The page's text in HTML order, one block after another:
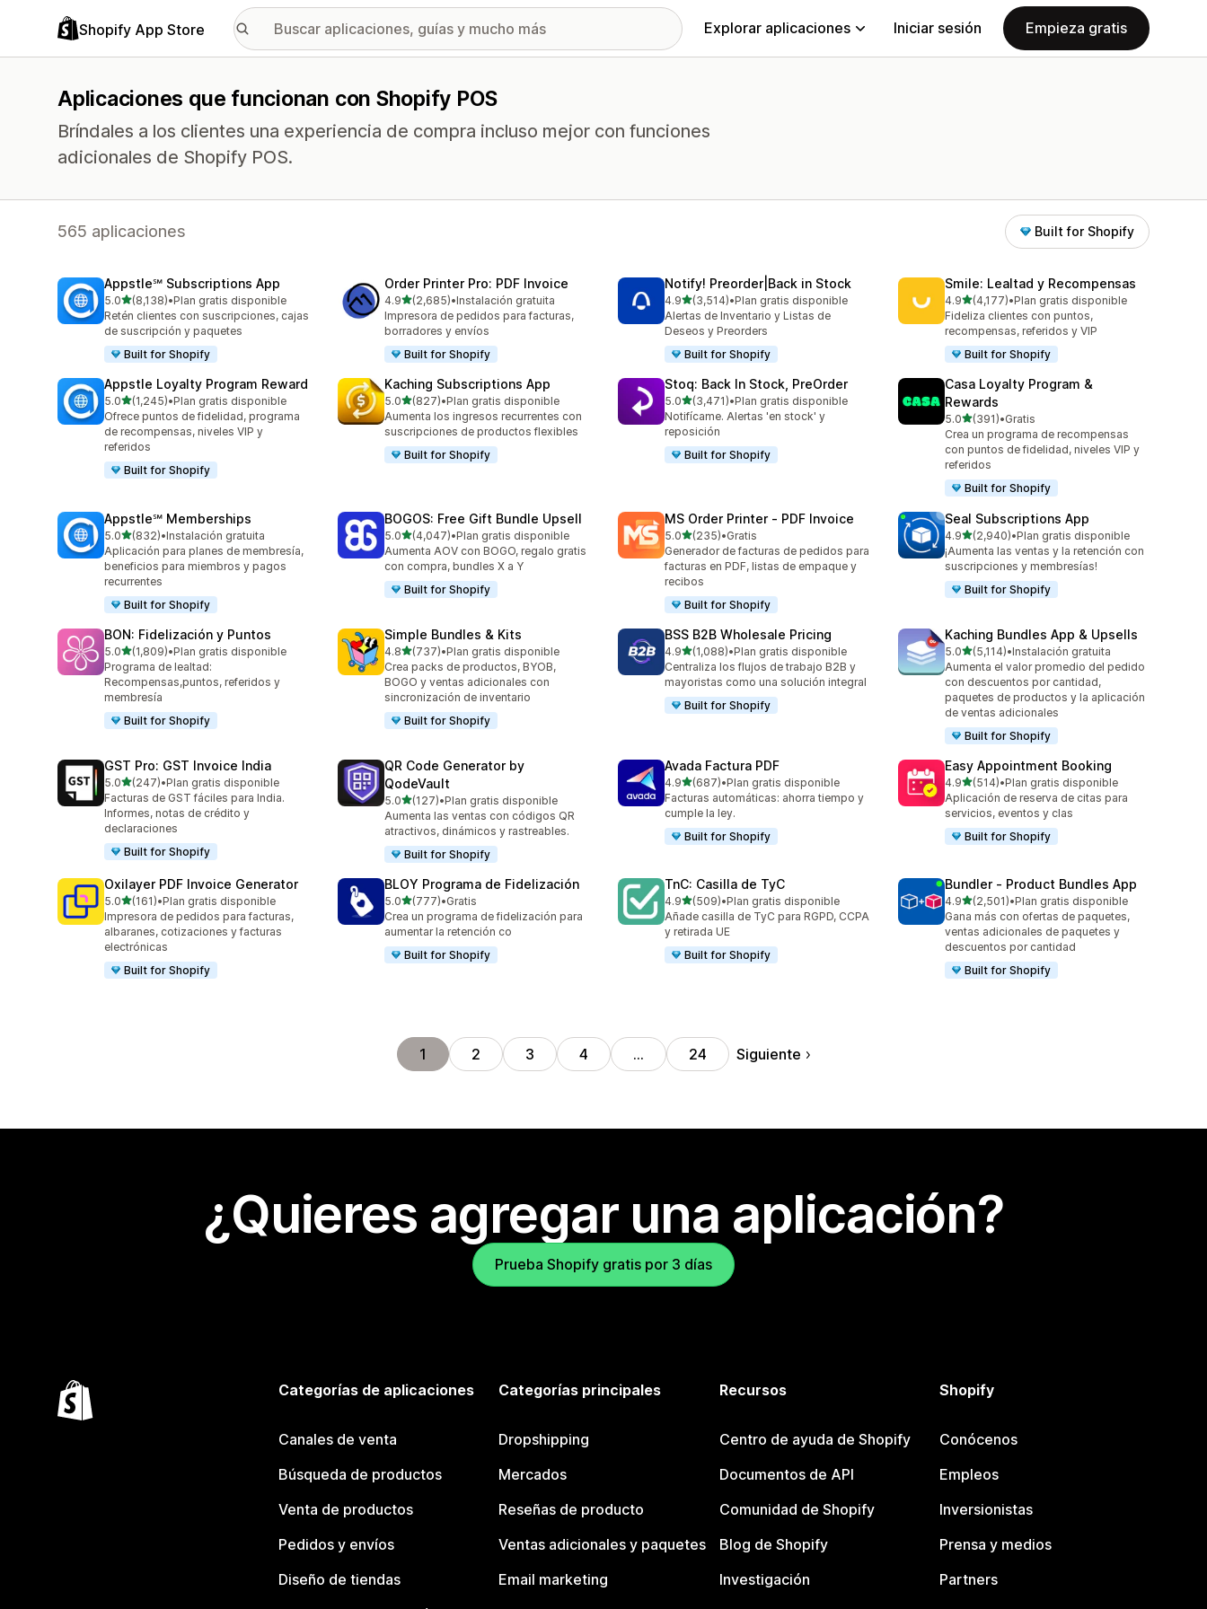
Shopify App Store Explorar aplicaciones Iniciar sesión Empieza gratis
Aplicaciones que funcionan con Shopify POS
Bríndales a los clientes una experiencia de compra incluso mejor con funciones
adicionales de Shopify POS.
565 aplicaciones Built for Shopify
Appstle℠ Subscriptions App
5.0de 5 estrellas
(8,138)
8138 reseñas en total
•Plan gratis disponible
Retén clientes con suscripciones, cajas
de suscripción y paquetes
Built for Shopify
Order Printer Pro: PDF Invoice
4.9de 5 estrellas
(2,685)
2685 reseñas en total
•Instalación gratuita
Impresora de pedidos para facturas,
borradores y envíos
Built for Shopify
Notify! Preorder|Back in Stock
4.9de 5 estrellas
(3,514)
3514 reseñas en total
•Plan gratis disponible
Alertas de Inventario y Listas de
Deseos y Preorders
Built for Shopify
Smile: Lealtad y Recompensas
4.9de 5 estrellas
(4,177)
4177 reseñas en total
•Plan gratis disponible
Fideliza clientes con puntos,
recompensas, referidos y VIP
Built for Shopify
Appstle Loyalty Program Reward
5.0de 5 estrellas
(1,245)
1245 reseñas en total
•Plan gratis disponible
Ofrece puntos de fidelidad, programa
de recompensas, niveles VIP y
referidos
Built for Shopify
Kaching Subscriptions App
5.0de 5 estrellas
(827)
827 reseñas en total
•Plan gratis disponible
Aumenta los ingresos recurrentes con
suscripciones de productos flexibles
Built for Shopify
Stoq: Back In Stock, PreOrder
5.0de 5 estrellas
(3,471)
3471 reseñas en total
•Plan gratis disponible
Notifícame. Alertas 'en stock' y
reposición
Built for Shopify
Casa Loyalty Program &
Rewards
5.0de 5 estrellas
(391)
391 reseñas en total
•Gratis
Crea un programa de recompensas
con puntos de fidelidad, niveles VIP y
referidos
Built for Shopify
Appstle℠ Memberships
5.0de 5 estrellas
(832)
832 reseñas en total
•Instalación gratuita
Aplicación para planes de membresía,
beneficios para miembros y pagos
recurrentes
Built for Shopify
BOGOS: Free Gift Bundle Upsell
5.0de 5 estrellas
(4,047)
4047 reseñas en total
•Plan gratis disponible
Aumenta AOV con BOGO, regalo gratis
con compra, bundles X a Y
Built for Shopify
MS Order Printer ‑ PDF Invoice
5.0de 5 estrellas
(235)
235 reseñas en total
•Gratis
Generador de facturas de pedidos para
facturas en PDF, listas de empaque y
recibos
Built for Shopify
Seal Subscriptions App
4.9de 5 estrellas
(2,940)
2940 reseñas en total
•Plan gratis disponible
¡Aumenta las ventas y la retención con
suscripciones y membresías!
Built for Shopify
BON: Fidelización y Puntos
5.0de 5 estrellas
(1,809)
1809 reseñas en total
•Plan gratis disponible
Programa de lealtad:
Recompensas,puntos, referidos y
membresía
Built for Shopify
Simple Bundles & Kits
4.8de 5 estrellas
(737)
737 reseñas en total
•Plan gratis disponible
Crea packs de productos, BYOB,
BOGO y ventas adicionales con
sincronización de inventario
Built for Shopify
BSS B2B Wholesale Pricing
4.9de 5 estrellas
(1,088)
1088 reseñas en total
•Plan gratis disponible
Centraliza los flujos de trabajo B2B y
mayoristas como una solución integral
Built for Shopify
Kaching Bundles App & Upsells
5.0de 5 estrellas
(5,114)
5114 reseñas en total
•Instalación gratuita
Aumenta el valor promedio del pedido
con descuentos por cantidad,
paquetes de productos y la aplicación
de ventas adicionales
Built for Shopify
GST Pro: GST Invoice India
5.0de 5 estrellas
(247)
247 reseñas en total
•Plan gratis disponible
Facturas de GST fáciles para India.
Informes, notas de crédito y
declaraciones
Built for Shopify
QR Code Generator by
QodeVault
5.0de 5 estrellas
(127)
127 reseñas en total
•Plan gratis disponible
Aumenta las ventas con códigos QR
atractivos, dinámicos y rastreables.
Built for Shopify
Avada Factura PDF
4.9de 5 estrellas
(687)
687 reseñas en total
•Plan gratis disponible
Facturas automáticas: ahorra tiempo y
cumple la ley.
Built for Shopify
Easy Appointment Booking
4.9de 5 estrellas
(514)
514 reseñas en total
•Plan gratis disponible
Aplicación de reserva de citas para
servicios, eventos y clas
Built for Shopify
Oxilayer PDF Invoice Generator
5.0de 5 estrellas
(161)
161 reseñas en total
•Plan gratis disponible
Impresora de pedidos para facturas,
albaranes, cotizaciones y facturas
electrónicas
Built for Shopify
BLOY Programa de Fidelización
5.0de 5 estrellas
(777)
777 reseñas en total
•Gratis
Crea un programa de fidelización para
aumentar la retención co
Built for Shopify
TnC: Casilla de TyC
4.9de 5 estrellas
(509)
509 reseñas en total
•Plan gratis disponible
Añade casilla de TyC para RGPD, CCPA
y retirada UE
Built for Shopify
Bundler ‑ Product Bundles App
4.9de 5 estrellas
(2,501)
2501 reseñas en total
•Plan gratis disponible
Gana más con ofertas de paquetes,
ventas adicionales de paquetes y
descuentos por cantidad
Built for Shopify
1 2 3 4 … 24 Siguiente
¿Quieres agregar una aplicación?
Prueba Shopify gratis por 3 días
Categorías de aplicaciones
Canales de venta
Búsqueda de productos
Venta de productos
Pedidos y envíos
Diseño de tiendas
Categorías principales
Dropshipping
Mercados
Reseñas de producto
Ventas adicionales y paquetes
Email marketing
Recursos
Centro de ayuda de Shopify
Documentos de API
Comunidad de Shopify
Blog de Shopify
Investigación
Shopify
Conócenos
Empleos
Inversionistas
Prensa y medios
Partners